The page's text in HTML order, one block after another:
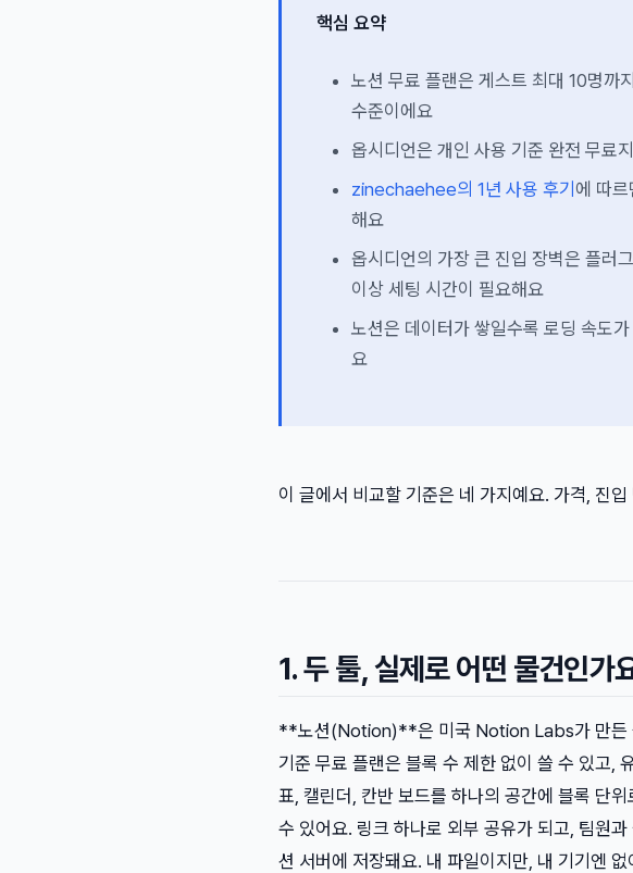
핵심 요약
노션 무료 플랜은 게스트 최대 10명까
수준이에요
옵시디언은 개인 사용 기준 완전 무료
zinechaehee의 1년 사용 후기에 따
해요
옵시디언의 가장 큰 진입 장벽은 플러
이상 세팅 시간이 필요해요
노션은 데이터가 쌓일수록 로딩 속도
요
이 글에서 비교할 기준은 네 가지예요. 가격, 진
1. 두 툴, 실제로 어떤 물건인가
**노션(Notion)**은 미국 Notion Labs가 만든
기준 무료 플랜은 블록 수 제한 없이 쓸 수 있고,
표, 캘린더, 칸반 보드를 하나의 공간에 블록 단
수 있어요. 링크 하나로 외부 공유가 되고, 팀원
션 서버에 저장돼요. 내 파일이지만, 내 기기엔 없